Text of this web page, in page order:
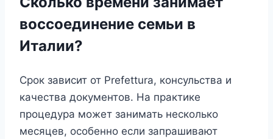
воссоединение семьи в
Италии?
Срок зависит от Prefettura, консульства и
качества документов. На практике
процедура может занимать несколько
месяцев, особенно если запрашивают